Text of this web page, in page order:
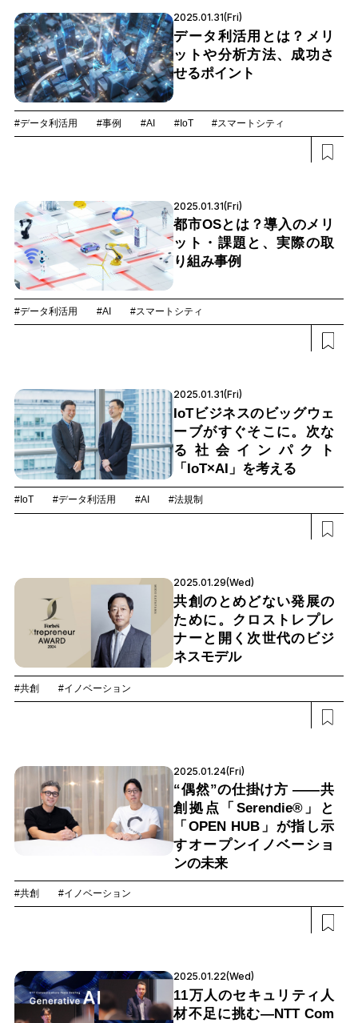
2025.01.31(Fri)
データ利活用とは？メリ
ットや分析方法、成功さ
せるポイント
#データ利活用 #事例 #AI #IoT #スマートシティ
2025.01.31(Fri)
都市OSとは？導入のメリ
ット・課題と、実際の取
り組み事例
#データ利活用 #AI #スマートシティ
2025.01.31(Fri)
IoTビジネスのビッグウェ
ーブがすぐそこに。次な
る社会インパクト
「IoT×AI」を考える
#IoT #データ利活用 #AI #法規制
2025.01.29(Wed)
共創のとめどない発展の
ために。クロストレプレ
ナーと開く次世代のビジ
ネスモデル
#共創 #イノベーション
2025.01.24(Fri)
“偶然”の仕掛け方 ――共
創拠点「Serendie®」と
「OPEN HUB」が指し示
すオープンイノベーショ
ンの未来
#共創 #イノベーション
2025.01.22(Wed)
11万人のセキュリティ人
材不足に挑む―NTT Com